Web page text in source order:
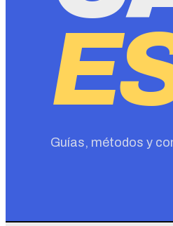
Guías, métodos y